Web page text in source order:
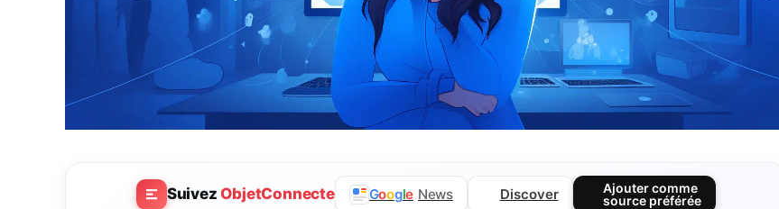
SuivezObjetConnecte Google News Discover
Ajouter comme
source préférée